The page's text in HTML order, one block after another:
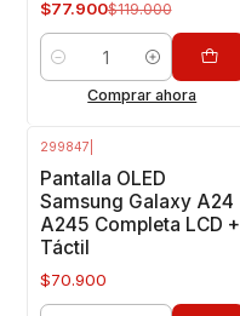
$77.900$119.000
Cantidad
Comprar ahora
299847
Pantalla OLED
Samsung Galaxy A24
A245 Completa LCD +
Táctil
$70.900